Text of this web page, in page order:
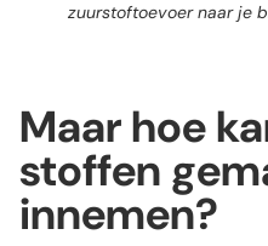
zuurstoftoevoer naar je
Maar hoe
stoffen
innemen?